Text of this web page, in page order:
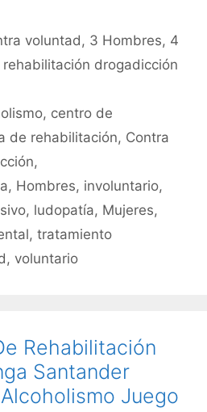
m
p
tir
voluntad , 3 Hombres, 4
drogadicción
, centro de
de rehabilitación, Contra
,
, Hombres, involuntario,
, ludopatía, Mujeres,
, tratamiento
, voluntario
Rehabilitación
Santander
Juego